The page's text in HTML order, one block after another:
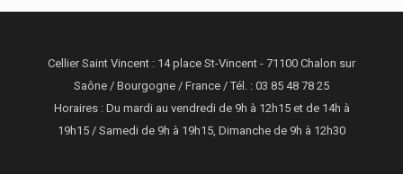
Cellier Saint Vincent : 14 place St-Vincent - 71100 Chalon sur
Saône / Bourgogne / France / Tél. : 03 85 48 78 25
Horaires : Du mardi au vendredi de 9h à 12h15 et de 14h à
19h15 / Samedi de 9h à 19h15, Dimanche de 9h à 12h30